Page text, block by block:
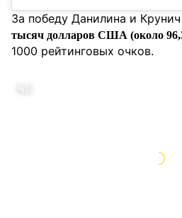
За победу Данилина и
тысяч долларов США (около
1000 рейтинговых очков.